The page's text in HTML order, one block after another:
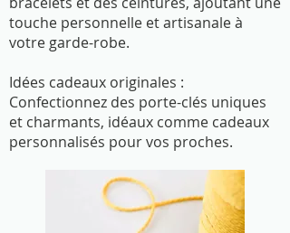
touche personnelle et artisanale à
votre garde-robe.
Idées cadeaux originales :
Confectionnez des porte-clés uniques
et charmants, idéaux comme cadeaux
personnalisés pour vos proches.